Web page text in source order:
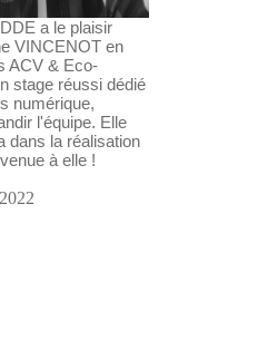
a le plaisir
VINCENOT en
ACV & Eco-
stage réussi dédié
numérique,
l'équipe. Elle
dans la réalisation
à elle !